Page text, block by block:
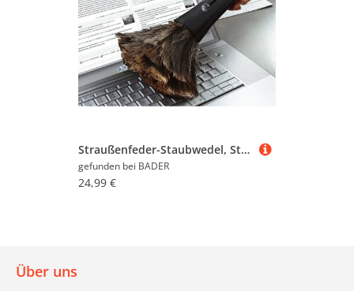
Straußenfeder-Staubwedel, Staubwedel, klein
gefunden bei BADER
24,99 €
Über uns